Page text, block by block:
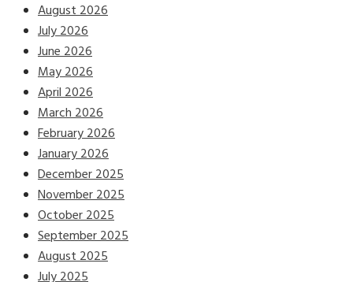
August 2026
July 2026
June 2026
May 2026
April 2026
March 2026
February 2026
January 2026
December 2025
November 2025
October 2025
September 2025
August 2025
July 2025